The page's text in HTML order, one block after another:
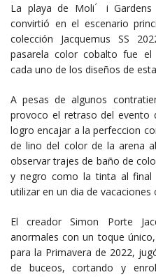
La playa de Moli ́ i
convirtió en el escenario
colección Jacquemus SS
pasarela color cobalto fue el
cada uno de los diseños de
A pesas de algunos
provoco el retraso del evento
logro encajar a la perfeccion
de lino del color de la arena
observar trajes de baño de
y negro como la tinta al final
utilizar en un dia de vacaciones
El creador Simon Porte
anormales con un toque
para la Primavera de 2022,
de buceos, cortando y